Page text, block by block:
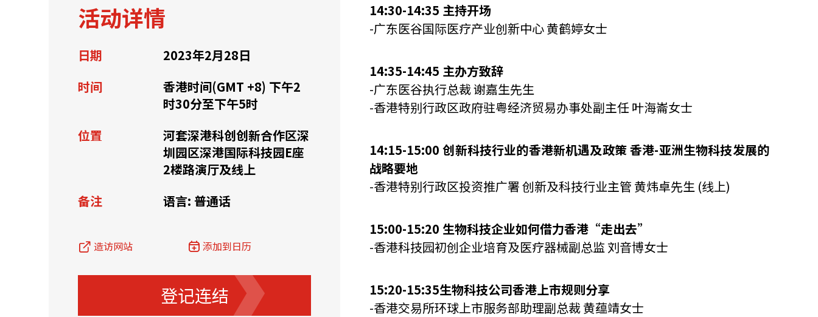
快速链接
资源中心 常见问题 商业机遇：政府招标公告
关联网站
香港家族办公室 香港金融科技 新资本投资者入境计划 StartmeupHK
活动详情
日期
2023年2月28日
时间
香港时间(GMT +8) 下午2
时30分至下午5时
位置
河套深港科创创新合作区深
圳园区深港国际科技园E座
2楼路演厅及线上
备注
语言: 普通话
造访网站 添加到日历
登记连结
14:30-14:35 主持开场
-广东医谷国际医疗产业创新中心 黄鹤婷女士
14:35-14:45 主办方致辞
-广东医谷执行总裁 谢嘉生先生
-香港特别行政区政府驻粤经济贸易办事处副主任 叶海崙女士
14:15-15:00 创新科技行业的香港新机遇及政策 香港-亚洲生物科技发展的
战略要地
-香港特别行政区投资推广署 创新及科技行业主管 黄炜卓先生 (线上)
15:00-15:20 生物科技企业如何借力香港“走出去”
-香港科技园初创企业培育及医疗器械副总监 刘音博女士
15:20-15:35生物科技公司香港上市规则分享
-香港交易所环球上市服务部助理副总裁 黄蕴靖女士